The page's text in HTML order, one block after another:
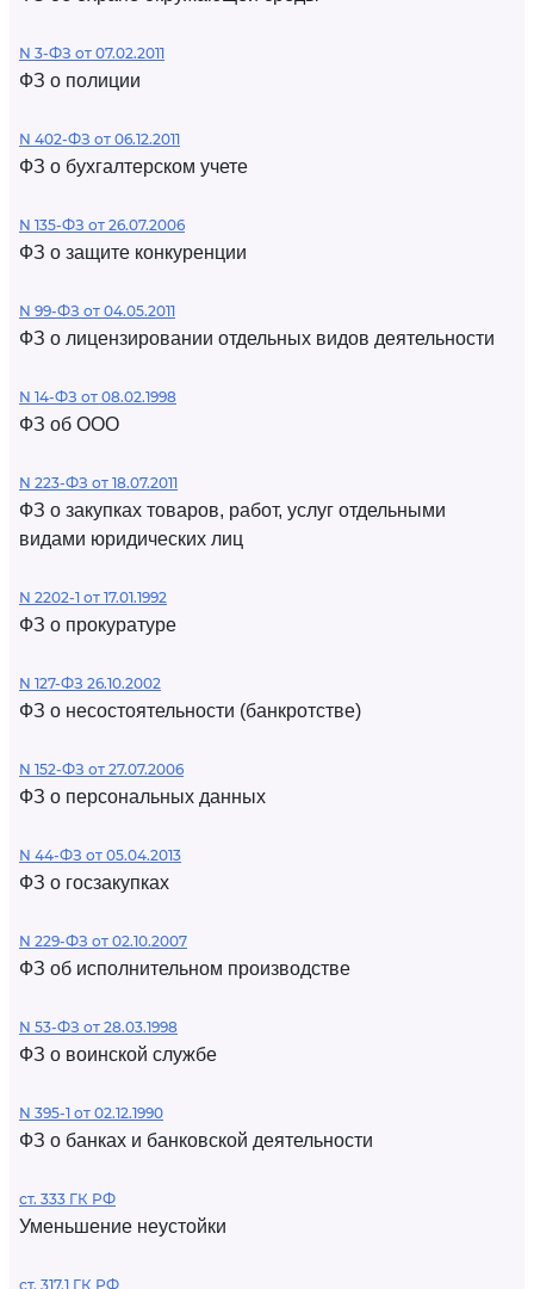
N 3-ФЗ от 07.02.2011
ФЗ о полиции
N 402-ФЗ от 06.12.2011
ФЗ о бухгалтерском учете
N 135-ФЗ от 26.07.2006
ФЗ о защите конкуренции
N 99-ФЗ от 04.05.2011
ФЗ о лицензировании отдельных видов деятельности
N 14-ФЗ от 08.02.1998
ФЗ об ООО
N 223-ФЗ от 18.07.2011
ФЗ о закупках товаров, работ, услуг отдельными
видами юридических лиц
N 2202-1 от 17.01.1992
ФЗ о прокуратуре
N 127-ФЗ 26.10.2002
ФЗ о несостоятельности (банкротстве)
N 152-ФЗ от 27.07.2006
ФЗ о персональных данных
N 44-ФЗ от 05.04.2013
ФЗ о госзакупках
N 229-ФЗ от 02.10.2007
ФЗ об исполнительном производстве
N 53-ФЗ от 28.03.1998
ФЗ о воинской службе
N 395-1 от 02.12.1990
ФЗ о банках и банковской деятельности
ст. 333 ГК РФ
Уменьшение неустойки
ст. 317.1 ГК РФ